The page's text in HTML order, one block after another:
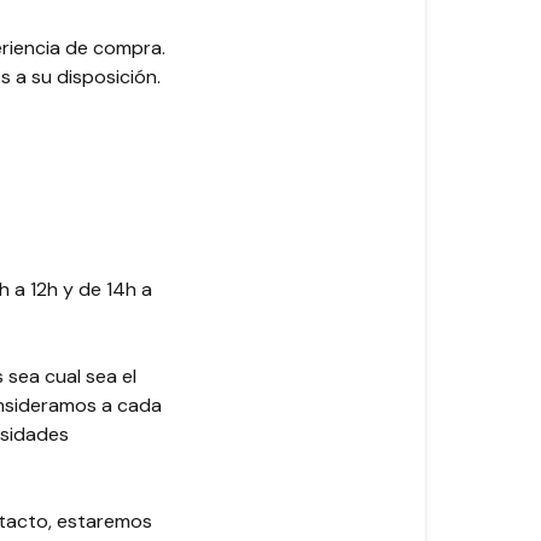
de compra.
a su disposición.
12h y de 14h a
cual sea el
a cada
estaremos